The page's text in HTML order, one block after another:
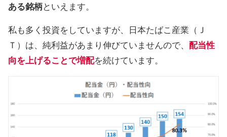
ある銘柄といえます。
私も多く投資をしていますが、日本たばこ産業（Ｊ
Ｔ）は、純利益があまり伸びていませんので、 配当性
向を上げることで増配を続けています。